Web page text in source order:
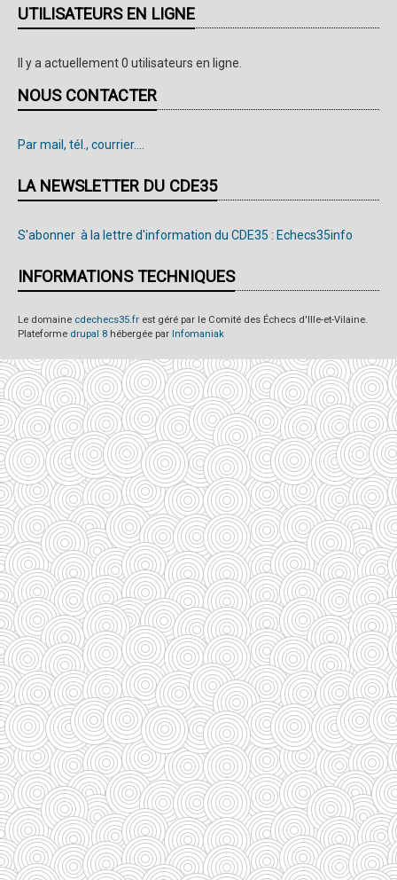
UTILISATEURS EN LIGNE
Il y a actuellement 0 utilisateurs en ligne.
NOUS CONTACTER
Par mail, tél., courrier....
LA NEWSLETTER DU CDE35
S'abonner à la lettre d'information du CDE35 : Echecs35info
INFORMATIONS TECHNIQUES
Le domaine cdechecs35.fr est géré par le Comité des Échecs d'Ille-et-Vilaine.
Plateforme drupal 8 hébergée par Infomaniak